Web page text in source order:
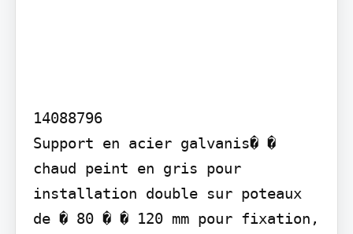
14088796
Support en acier galvanis� �
chaud peint en gris pour
installation double sur poteaux
de � 80 � � 120 mm pour fixation,